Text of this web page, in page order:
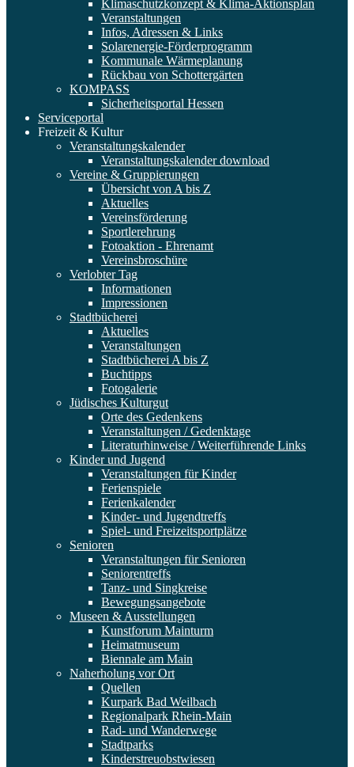
Klimaschutzkonzept & Klima-Aktionsplan
Veranstaltungen
Infos, Adressen & Links
Solarenergie-Förderprogramm
Kommunale Wärmeplanung
Rückbau von Schottergärten
KOMPASS
Sicherheitsportal Hessen
Serviceportal
Freizeit & Kultur
Veranstaltungskalender
Veranstaltungskalender download
Vereine & Gruppierungen
Übersicht von A bis Z
Aktuelles
Vereinsförderung
Sportlerehrung
Fotoaktion - Ehrenamt
Vereinsbroschüre
Verlobter Tag
Informationen
Impressionen
Stadtbücherei
Aktuelles
Veranstaltungen
Stadtbücherei A bis Z
Buchtipps
Fotogalerie
Jüdisches Kulturgut
Orte des Gedenkens
Veranstaltungen / Gedenktage
Literaturhinweise / Weiterführende Links
Kinder und Jugend
Veranstaltungen für Kinder
Ferienspiele
Ferienkalender
Kinder- und Jugendtreffs
Spiel- und Freizeitsportplätze
Senioren
Veranstaltungen für Senioren
Seniorentreffs
Tanz- und Singkreise
Bewegungsangebote
Museen & Ausstellungen
Kunstforum Mainturm
Heimatmuseum
Biennale am Main
Naherholung vor Ort
Quellen
Kurpark Bad Weilbach
Regionalpark Rhein-Main
Rad- und Wanderwege
Stadtparks
Kinderstreuobstwiesen